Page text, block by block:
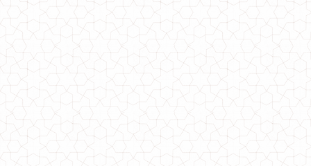
Ангоровое платье с кружевом
640.00грн.